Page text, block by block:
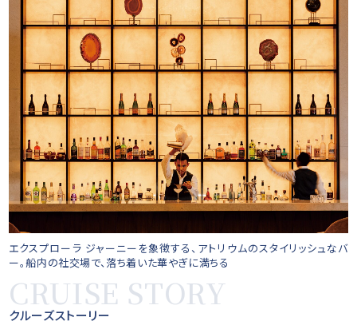
CRUISE STORY
クルーズストーリー
エクスプローラ ジャーニーを象徴する、アトリウムのスタイリッシュなバ
ー。船内の社交場で、落ち着いた華やぎに満ちる